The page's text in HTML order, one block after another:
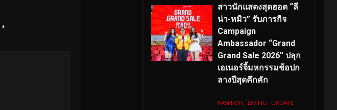
*
สาวนักแสดงสุดฮอต “ลี
น่า-หมิว” รับภารกิจ
Campaign
Ambassador “Grand
Grand Sale 2026” ปลุก
เอเนอร์จี้มหกรรมช้อปก
ลางปีสุดคึกคัก
FASHION LIVING UPDATE